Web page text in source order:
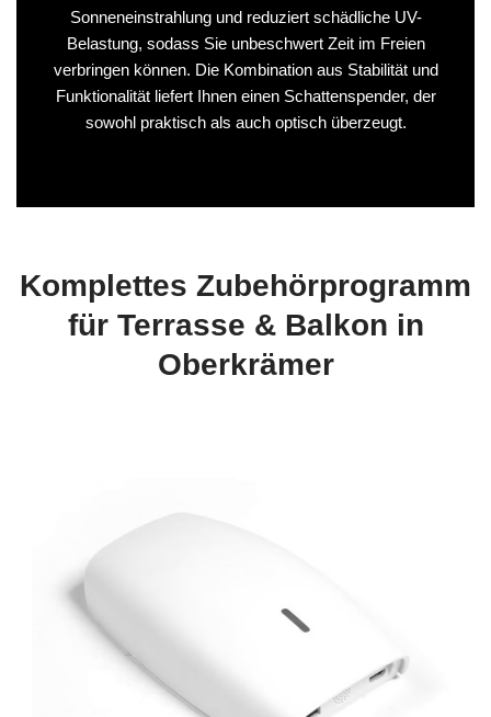
Sonneneinstrahlung und reduziert schädliche UV-
Belastung, sodass Sie unbeschwert Zeit im Freien
verbringen können. Die Kombination aus Stabilität und
Funktionalität liefert Ihnen einen Schattenspender, der
sowohl praktisch als auch optisch überzeugt.
Komplettes Zubehörprogramm
für Terrasse & Balkon in
Oberkrämer